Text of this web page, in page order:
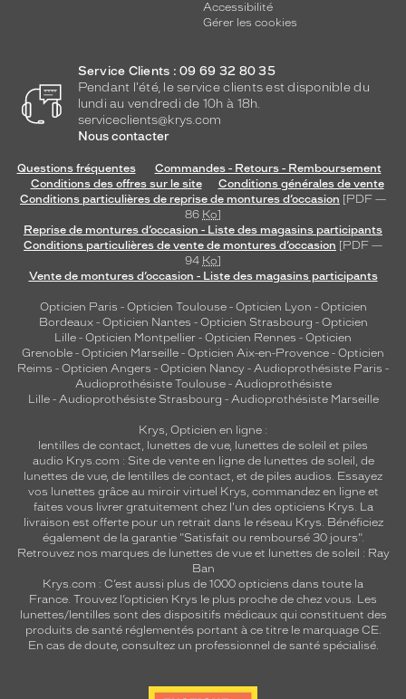
Accessibilité
Gérer les cookies
Service Clients : 09 69 32 80 35
Pendant l'été, le service clients est disponible du
lundi au vendredi de 10h à 18h.
serviceclients@krys.com
Nous contacter
Questions fréquentes
Commandes - Retours - Remboursement
Conditions des offres sur le site
Conditions générales de vente
Conditions particulières de reprise de montures d’occasion [PDF —
86 Ko]
Reprise de montures d’occasion - Liste des magasins participants
Conditions particulières de vente de montures d’occasion [PDF —
94 Ko]
Vente de montures d’occasion - Liste des magasins participants
Opticien Paris - Opticien Toulouse- Opticien Lyon - Opticien
Bordeaux- Opticien Nantes - Opticien Strasbourg - Opticien
Lille - Opticien Montpellier - Opticien Rennes - Opticien
Grenoble - Opticien Marseille - Opticien Aix-en-Provence - Opticien
Reims - Opticien Angers - Opticien Nancy - Audioprothésiste Paris -
Audioprothésiste Toulouse- Audioprothésiste
Lille- Audioprothésiste Strasbourg - Audioprothésiste Marseille
Krys, Opticien en ligne :
lentilles de contact, lunettes de vue, lunettes de soleil et piles
audio Krys.com : Site de vente en ligne de lunettes de soleil, de
lunettes de vue, de lentilles de contact, et de piles audios. Essayez
vos lunettes grâce au miroir virtuel Krys, commandez en ligne et
faites vous livrer gratuitement chez l'un des opticiens Krys. La
livraison est offerte pour un retrait dans le réseau Krys. Bénéficiez
également de la garantie "Satisfait ou remboursé 30 jours".
Retrouvez nos marques de lunettes de vue et lunettes de soleil : Ray
Ban
Krys.com : C’est aussi plus de 1000 opticiens dans toute la
France. Trouvez l’opticien Krys le plus proche de chez vous. Les
lunettes/lentilles sont des dispositifs médicaux qui constituent des
produits de santé réglementés portant à ce titre le marquage CE.
En cas de doute, consultez un professionnel de santé spécialisé.